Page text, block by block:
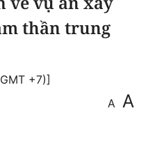
thần trung
+7)]
A A